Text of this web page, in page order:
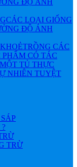
ĐỘ ÁNH
CÁC LOẠI GIỐNG
ĐỘ ÁNH
TRỒNG CÁC
CÓ TÁC
TỦ THỰC
NHIÊN TUYỆT
TRỪ